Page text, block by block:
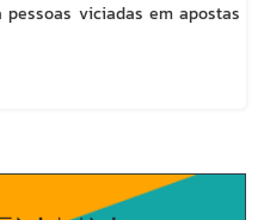
viciadas em apostas